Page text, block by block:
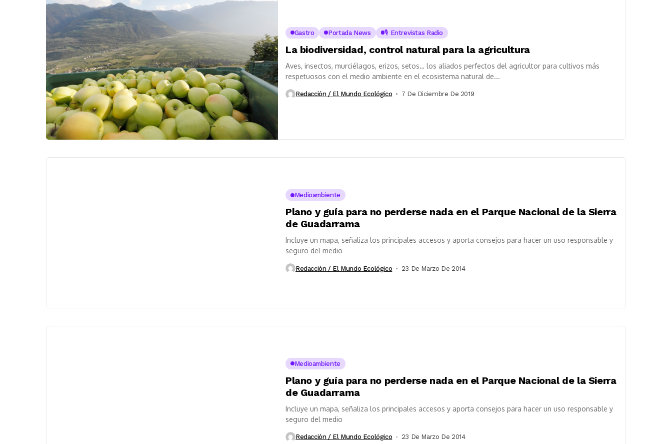
Gastro Portada News 🎙️ Entrevistas Radio
La biodiversidad, control natural para la agricultura
Aves, insectos, murciélagos, erizos, setos… los aliados perfectos del agricultor para cultivos más
respetuosos con el medio ambiente en el ecosistema natural de...
Redacción / El Mundo Ecológico 7 De Diciembre De 2019
Medioambiente
Plano y guía para no perderse nada en el Parque Nacional de la Sierra
de Guadarrama
Incluye un mapa, señaliza los principales accesos y aporta consejos para hacer un uso responsable y
seguro del medio
Redacción / El Mundo Ecológico 23 De Marzo De 2014
Medioambiente
Plano y guía para no perderse nada en el Parque Nacional de la Sierra
de Guadarrama
Incluye un mapa, señaliza los principales accesos y aporta consejos para hacer un uso responsable y
seguro del medio
Redacción / El Mundo Ecológico 23 De Marzo De 2014